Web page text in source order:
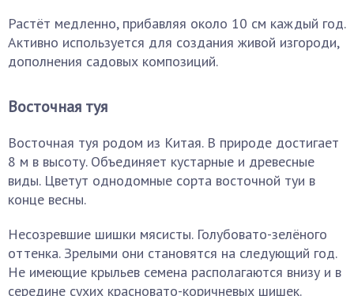
Растёт медленно, прибавляя около 10 см каждый год.
Активно используется для создания живой изгороди,
дополнения садовых композиций.
Восточная туя
Восточная туя родом из Китая. В природе достигает
8 м в высоту. Объединяет кустарные и древесные
виды. Цветут однодомные сорта восточной туи в
конце весны.
Несозревшие шишки мясисты. Голубовато-зелёного
оттенка. Зрелыми они становятся на следующий год.
Не имеющие крыльев семена располагаются внизу и в
середине сухих красновато-коричневых шишек.